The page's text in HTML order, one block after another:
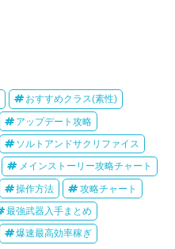
おすすめクラス(素性)
アップデート攻略
ソルトアンドサクリファイス
メインストーリー攻略チャート
操作方法 攻略チャート
最強武器入手まとめ
爆速最高効率稼ぎ